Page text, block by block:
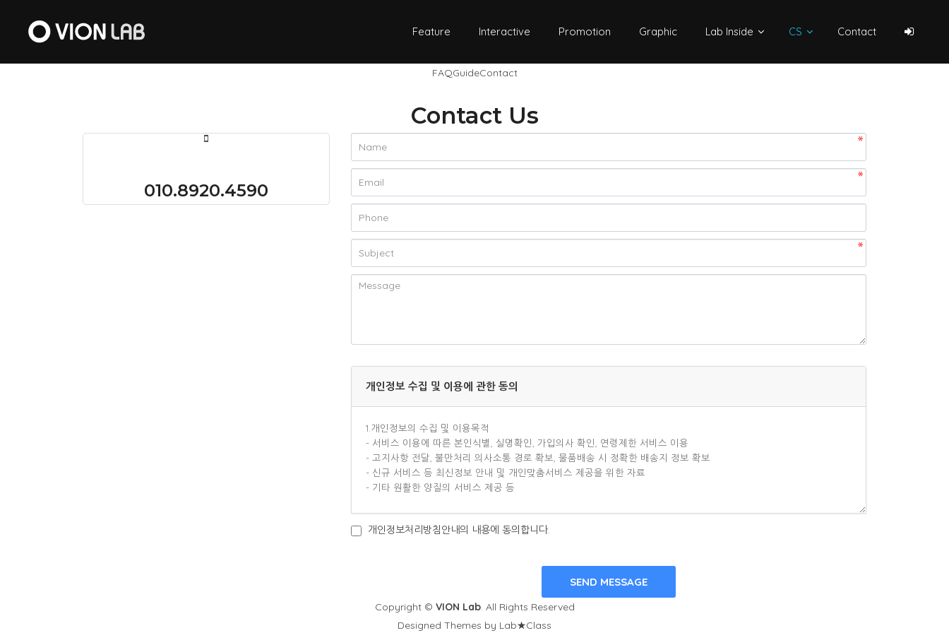
Feature Interactive Promotion Graphic Lab Inside CS Contact
FAQGuideContact
Contact Us
010.8920.4590
개인정보 수집 및 이용에 관한 동의
개인정보처리방침안내의 내용에 동의합니다.
Copyright © VION Lab. All Rights Reserved
Designed Themes by Lab★Class